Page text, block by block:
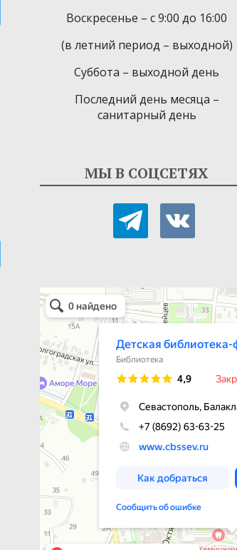
Воскресенье – с 9:00 до 16:00
(в летний период – выходной)
Суббота – выходной день
Последний день месяца –
санитарный день
МЫ В СОЦСЕТЯХ
telegram vkontakte
Детская библиотека-филиал № 9
Библиотека в Севастополе